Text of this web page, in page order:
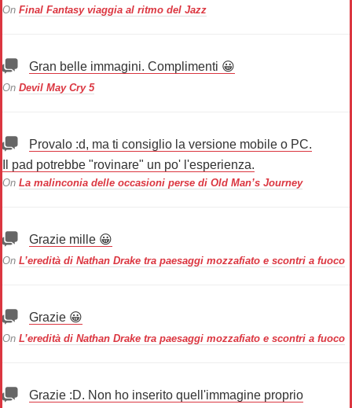
On Final Fantasy viaggia al ritmo del Jazz
Gran belle immagini. Complimenti 😀
On Devil May Cry 5
Provalo :d, ma ti consiglio la versione mobile o PC.
Il pad potrebbe "rovinare" un po' l'esperienza.
On La malinconia delle occasioni perse di Old Man’s Journey
Grazie mille 😀
On L’eredità di Nathan Drake tra paesaggi mozzafiato e scontri a fuoco
Grazie 😀
On L’eredità di Nathan Drake tra paesaggi mozzafiato e scontri a fuoco
Grazie :D. Non ho inserito quell'immagine proprio